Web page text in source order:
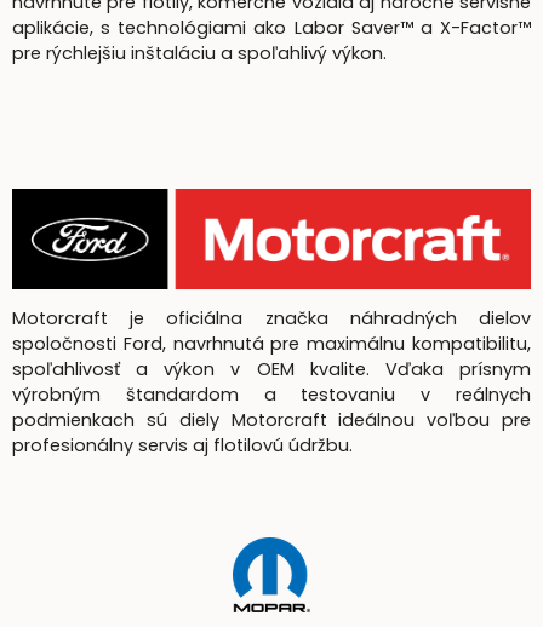
aplikácie, s technológiami ako Labor Saver™ a X-Factor™
pre rýchlejšiu inštaláciu a spoľahlivý výkon.
Motorcraft je oficiálna značka náhradných dielov
spoločnosti Ford, navrhnutá pre maximálnu kompatibilitu,
spoľahlivosť a výkon v OEM kvalite. Vďaka prísnym
výrobným štandardom a testovaniu v reálnych
podmienkach sú diely Motorcraft ideálnou voľbou pre
profesionálny servis aj flotilovú údržbu.